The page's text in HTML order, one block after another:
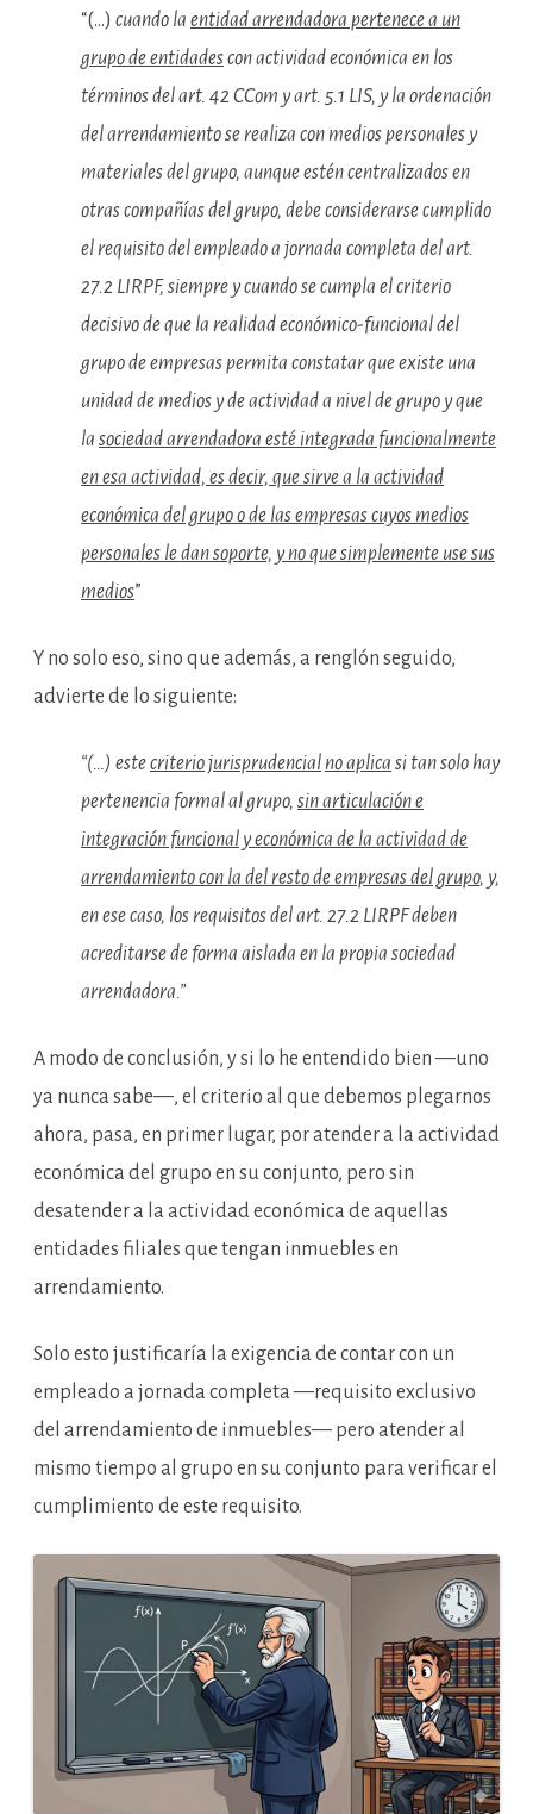
“(…) cuando la entidad arrendadora pertenece a un
grupo de entidadescon actividad económica en los
términos del art. 42 CCom y art. 5.1 LIS, y la ordenación
del arrendamiento se realiza con medios personales y
materiales del grupo, aunque estén centralizados en
otras compañías del grupo, debe considerarse cumplido
el requisito del empleado a jornada completa del art.
27.2 LIRPF, siempre y cuando se cumpla el criterio
decisivo de que la realidad económico-funcional del
grupo de empresas permita constatar que existe una
unidad de medios y de actividad a nivel de grupo y que
la sociedad arrendadora esté integrada funcionalmente
en esa actividad, es decir, que sirve a la actividad
económica del grupo o de las empresas cuyos medios
personales le dan soporte, y no que simplemente use sus
medios”
Y no solo eso, sino que además, a renglón seguido,
advierte de lo siguiente:
“(…) estecriterio jurisprudencial no aplica si tan solo hay
pertenencia formal al grupo, sin articulación e
integración funcional y económica de la actividad de
arrendamiento con la del resto de empresas del grupo, y,
en ese caso, los requisitos del art. 27.2 LIRPF deben
acreditarse de forma aislada en la propia sociedad
arrendadora.”
A modo de conclusión, y si lo he entendido bien —uno
ya nunca sabe—, el criterio al que debemos plegarnos
ahora, pasa, en primer lugar, por atender a la actividad
económica del grupo en su conjunto, pero sin
desatender a la actividad económica de aquellas
entidades filiales que tengan inmuebles en
arrendamiento.
Solo esto justificaría la exigencia de contar con un
empleado a jornada completa —requisito exclusivo
del arrendamiento de inmuebles— pero atender al
mismo tiempo al grupo en su conjunto para verificar el
cumplimiento de este requisito.